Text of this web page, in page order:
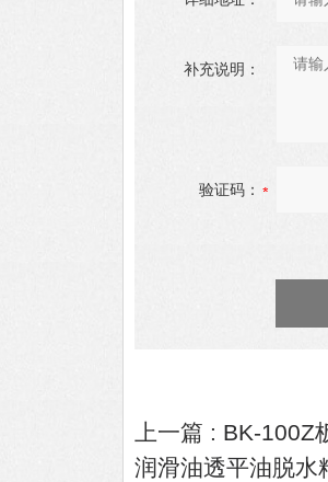
补充说明：
验证码：
上一篇 : BK-100Z
润滑油透平油脱水